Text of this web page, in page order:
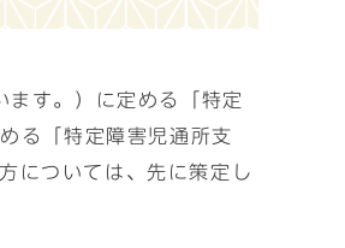
す。）に定める「特定
る「特定障害児通所支
については、先に策定し